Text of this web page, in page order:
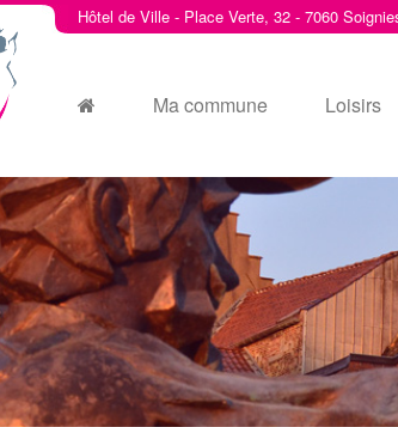
Hôtel de Ville - Place Verte, 32 - 7060
Ma commune Loisirs